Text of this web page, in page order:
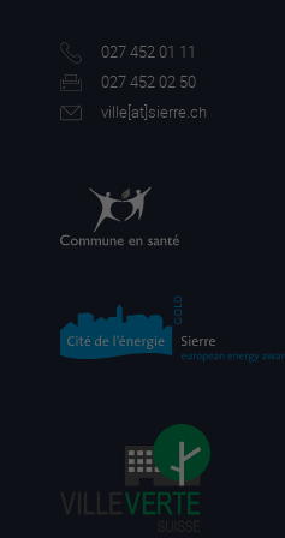
027 452 01 11
027 452 02 50
ville[at]sierre.ch